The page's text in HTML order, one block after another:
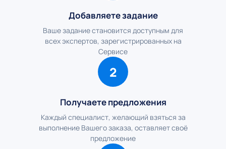
Добавляете задание
Ваше задание становится доступным для
всех экспертов, зарегистрированных на
Сервисе
2
Получаете предложения
Каждый специалист, желающий взяться за
выполнение Вашего заказа, оставляет своё
предложение